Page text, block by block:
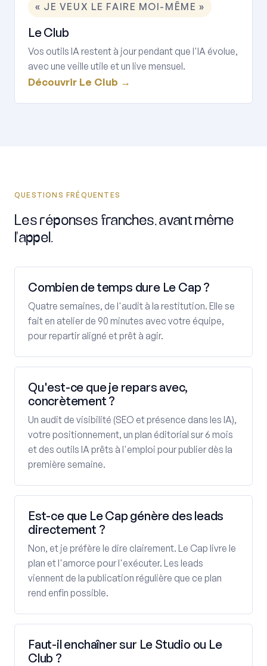
« JE VEUX LE FAIRE MOI-MÊME »
Le Club
Vos outils IA restent à jour pendant que l'IA évolue,
avec une veille utile et un live mensuel.
Découvrir Le Club →
QUESTIONS FRÉQUENTES
Les réponses franches, avant même
l'appel.
Combien de temps dure Le Cap ?
Quatre semaines, de l'audit à la restitution. Elle se
fait en atelier de 90 minutes avec votre équipe,
pour repartir aligné et prêt à agir.
Qu'est-ce que je repars avec,
concrètement ?
Un audit de visibilité (SEO et présence dans les IA),
votre positionnement, un plan éditorial sur 6 mois
et des outils IA prêts à l'emploi pour publier dès la
première semaine.
Est-ce que Le Cap génère des leads
directement ?
Non, et je préfère le dire clairement. Le Cap livre le
plan et l'amorce pour l'exécuter. Les leads
viennent de la publication régulière que ce plan
rend enfin possible.
Faut-il enchaîner sur Le Studio ou Le
Club ?